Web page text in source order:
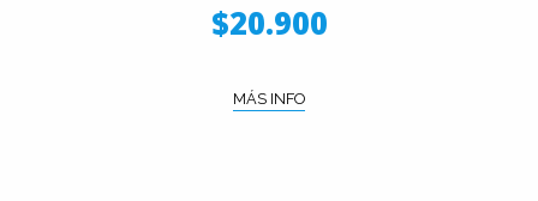
$20.900
MÁS INFO